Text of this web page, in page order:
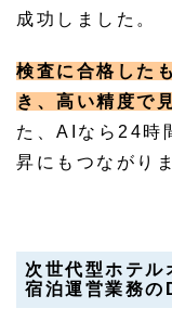
成功しました。
検査に合格した
き、高い精度で
た、AIなら24時
昇にもつながり
次世代型ホテル
宿泊運営業務の